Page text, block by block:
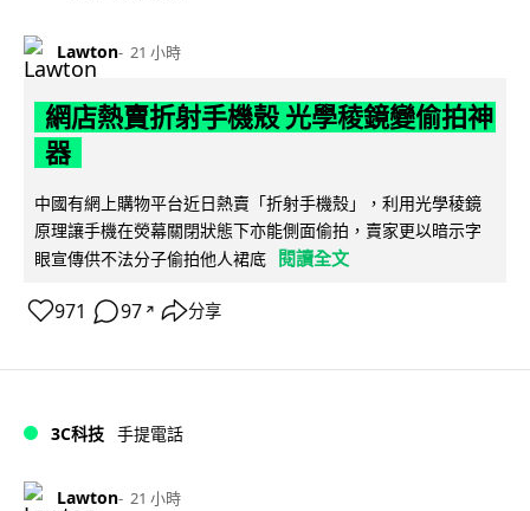
Lawton 21 小時
網店熱賣折射手機殼 光學稜鏡變偷拍神
器
中國有網上購物平台近日熱賣「折射手機殼」，利用光學稜鏡
原理讓手機在熒幕關閉狀態下亦能側面偷拍，賣家更以暗示字
眼宣傳供不法分子偷拍他人裙底 閱讀全文
971 97 ↗ 分享
3C科技 手提電話
Lawton 21 小時